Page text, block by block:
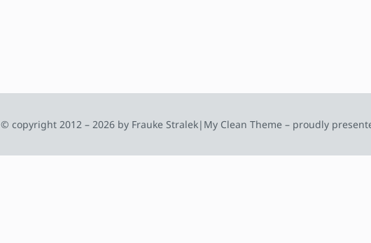
© copyright 2012 – 2026 by Frauke Stralek| My Clean Theme – proudly